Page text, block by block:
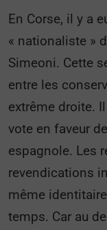
En Corse, il y a
« nationaliste »
Simeoni. Cette
entre les
extrême droite.
vote en faveur
espagnole. Les
revendications
même
temps. Car au